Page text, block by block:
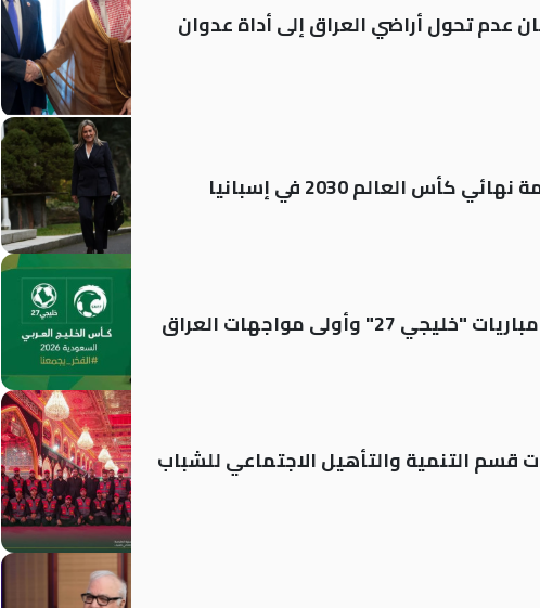
عدم تحول أراضي العراق إلى أداة عدوان
العالم 2030 في إسبانيا
وأولى مواجهات العراق
قسم التنمية والتأهيل الاجتماعي للشباب